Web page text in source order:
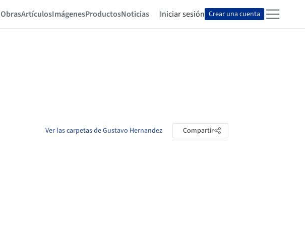
ObrasArtículosImágenesProductosNoticias Iniciar sesión Crear una cuenta
Ver las carpetas de Gustavo Hernandez Compartir